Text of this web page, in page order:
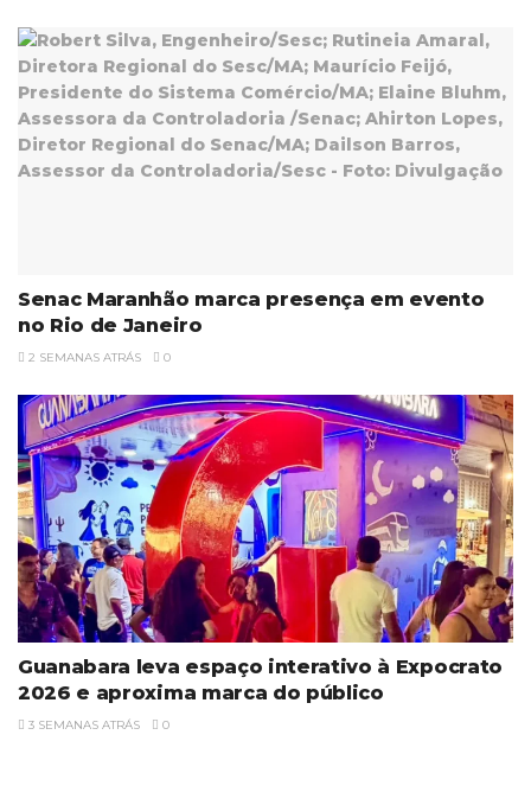
Senac Maranhão marca presença em evento
no Rio de Janeiro
2 SEMANAS ATRÁS 0
Guanabara leva espaço interativo à Expocrato
2026 e aproxima marca do público
3 SEMANAS ATRÁS 0